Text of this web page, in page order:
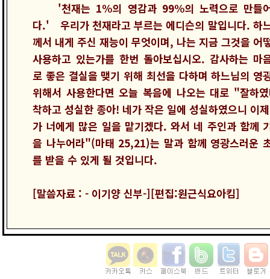
'천재는 1%의 영감과 99%의 노력으로 만들
다.' 우리가 천재라고 부르는 에디슨의 말입니다. 하
께서 내게 주신 재능이 무엇이며, 나는 지금 그것을 어
사용하고 있는가를 한번 돌아보십시오. 감사하는 마
로 좋은 결실을 맺기 위해 최선을 다하며 하느님의 영
위해서 사용한다면 오늘 복음에 나오는 대로 "잘하
착하고 성실한 종아! 네가 작은 일에 성실하였으니 이
가 너에게 많은 일을 맡기겠다. 와서 네 주인과 함께
을 나누어라"(마태 25,21)는 말과 함께 영광스러운
를 받을 수 있게 될 것입니다.
[말씀자료 : - 이기양 신부-][편집:원근식요아킴]